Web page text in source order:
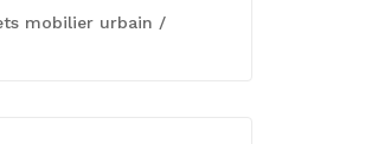
mobilier urbain /